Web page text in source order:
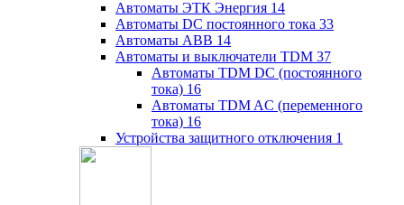
Автоматы ЭТК Энергия 14
Автоматы DC постоянного тока 33
Автоматы ABB 14
Автоматы и выключатели TDM 37
Автоматы TDM DC (постоянного
тока) 16
Автоматы TDM AC (переменного
тока) 16
Устройства защитного отключения 1